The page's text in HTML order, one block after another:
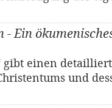
- Ein
gibt einen
und